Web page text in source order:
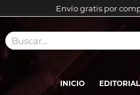
Envío gratis por
INICIO